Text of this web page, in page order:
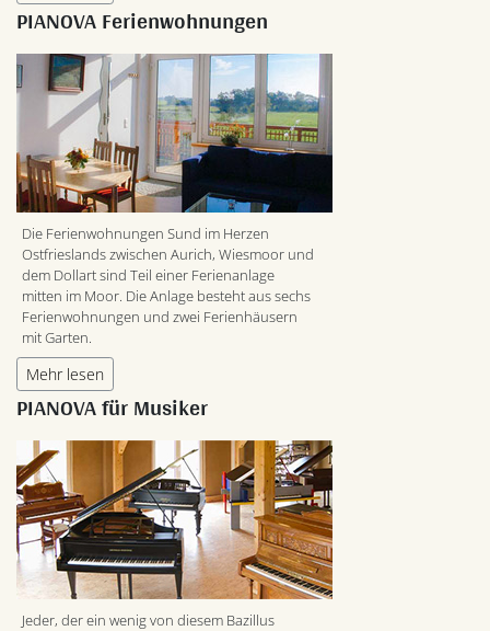
PIANOVA Ferienwohnungen
Die Ferienwohnungen Sund im Herzen
Ostfrieslands zwischen Aurich, Wiesmoor und
dem Dollart sind Teil einer Ferienanlage
mitten im Moor. Die Anlage besteht aus sechs
Ferienwohnungen und zwei Ferienhäusern
mit Garten.
Mehr lesen
PIANOVA für Musiker
Jeder, der ein wenig von diesem Bazillus